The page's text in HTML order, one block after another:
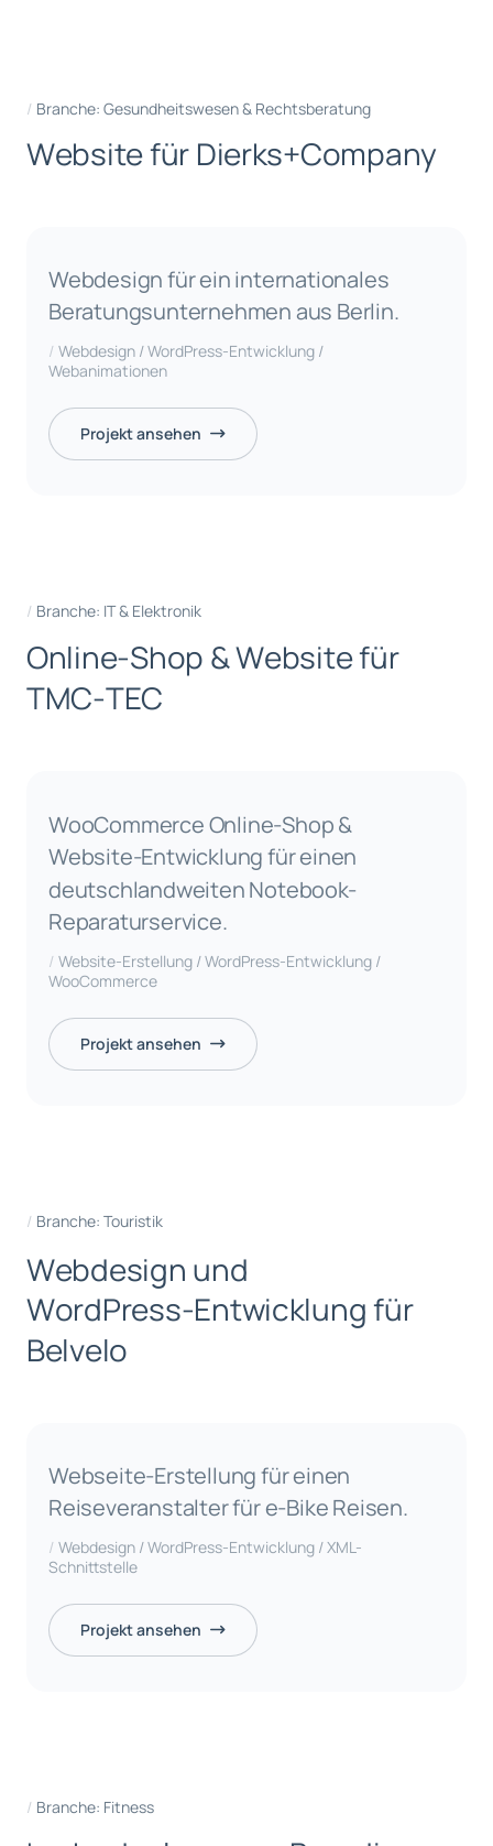
Branche: Gesundheitswesen & Rechtsberatung
Websitefür Dierks+Company
Webdesign für ein internationales
Beratungsunternehmen aus Berlin.
Webdesign / WordPress-Entwicklung /
Webanimationen
Projekt ansehen
Branche: IT & Elektronik
Online-Shop &Websitefür
TMC-TEC
WooCommerce Online-Shop &
Website-Entwicklung für einen
deutschlandweiten Notebook-
Reparaturservice.
Website-Erstellung / WordPress-Entwicklung /
WooCommerce
Projekt ansehen
Branche: Touristik
Webdesign und
WordPress-Entwicklungfür
Belvelo
Webseite-Erstellung für einen
Reiseveranstalter für e-Bike Reisen.
Webdesign / WordPress-Entwicklung / XML-
Schnittstelle
Projekt ansehen
Branche: Fitness